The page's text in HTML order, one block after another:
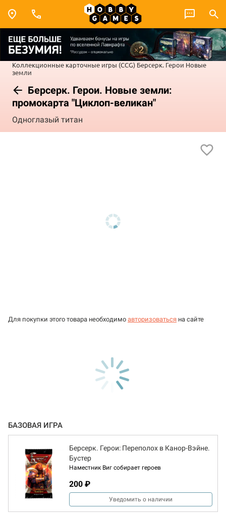
Коллекционные карточные игры (CCG) Берсерк. Герои Новые
земли
Берсерк. Герои. Новые земли:
промокарта "Циклоп-великан"
Одноглазый титан
Для покупки этого товара необходимо авторизоваться на сайте
БАЗОВАЯ ИГРА
Берсерк. Герои: Переполох в Канор-Вэйне.
Бустер
Наместник Виг собирает героев
200 ₽
Уведомить о наличии